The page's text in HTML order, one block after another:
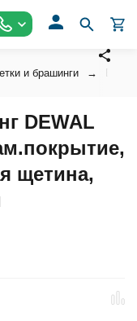
и брашинги
DEWAL
щетина,